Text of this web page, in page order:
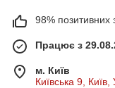
98% позитивних
Працює з
м. Київ
Київська 9, Київ,